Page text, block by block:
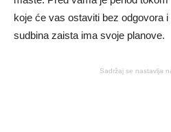
koje će vas ostaviti bez odgovora
sudbina zaista ima svoje planove.
Sadržaj se nastavlja